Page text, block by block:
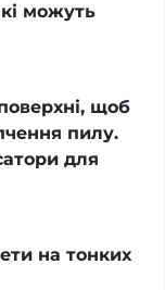
можуть
щоб
пилу.
для
на тонких